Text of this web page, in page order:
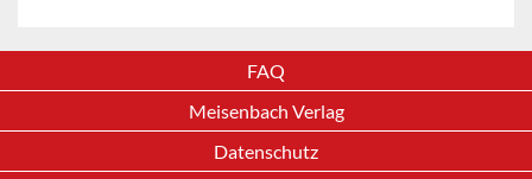
FAQ
Meisenbach Verlag
Datenschutz